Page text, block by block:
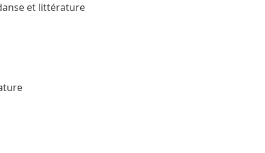
et littérature